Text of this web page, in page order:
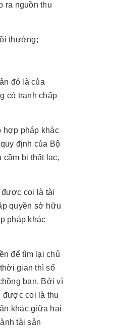
ra nguồn thu
thường;
đó là của
có tranh chấp
hợp pháp khác
định của Bộ
cầm bị thất lạc,
được coi là tài
quyền sở hữu
pháp khác
để tìm lại chủ
gian thì số
bạn. Bởi vì
được coi là thu
khác giữa hai
tài sản